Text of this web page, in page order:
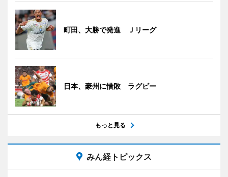
町田、大勝で発進 Ｊリーグ
日本、豪州に惜敗 ラグビー
もっと見る
みん経トピックス